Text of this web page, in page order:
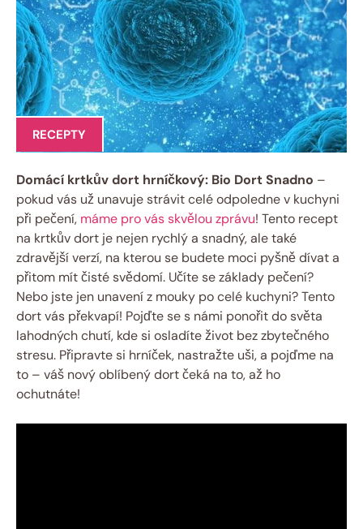
RECEPTY
Domácí krtkův dort hrníčkový: Bio Dort Snadno –
pokud vás už unavuje strávit celé odpoledne v kuchyni
při pečení, máme pro vás skvělou zprávu! Tento recept
na krtkův dort je nejen rychlý a snadný, ale také
zdravější verzí, na kterou se budete moci pyšně dívat a
přitom mít čisté svědomí. Učíte se základy pečení?
Nebo jste jen unavení z mouky po celé kuchyni? Tento
dort vás překvapí! Pojďte se s námi ponořit do světa
lahodných chutí, kde si osladíte život bez zbytečného
stresu. Připravte si hrníček, nastražte uši, a pojďme na
to – váš nový oblíbený dort čeká na to, až ho
ochutnáte!